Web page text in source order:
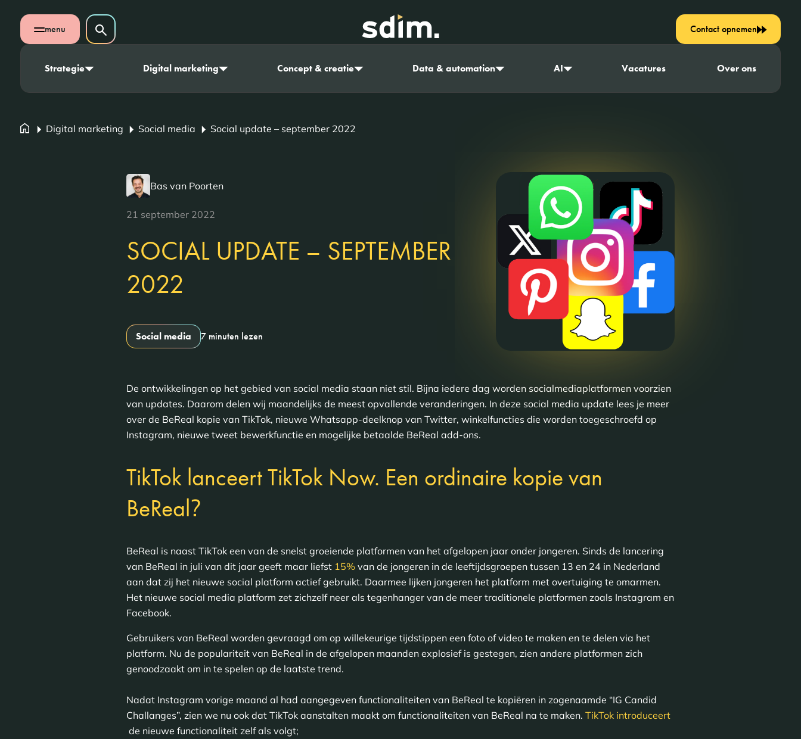
Navigatie overslaan
Open mobiel menu
menu Zoeken op website
Zoeken
Strategie Digital marketing Concept & creatie Data & automation AI Vacatures Over ons
Contact opnemen
Digital marketing Social media Social update – september 2022
Bas van Poorten
21 september 2022
SOCIAL UPDATE – SEPTEMBER
2022
Social media 7 minuten lezen
De ontwikkelingen op het gebied van social media staan niet stil. Bijna iedere dag worden socialmediaplatformen voorzien
van updates. Daarom delen wij maandelijks de meest opvallende veranderingen. In deze social media update lees je meer
over de BeReal kopie van TikTok, nieuwe Whatsapp-deelknop van Twitter, winkelfuncties die worden toegeschroefd op
Instagram, nieuwe tweet bewerkfunctie en mogelijke betaalde BeReal add-ons.
TikTok lanceert TikTok Now. Een ordinaire kopie van
BeReal?
BeReal is naast TikTok een van de snelst groeiende platformen van het afgelopen jaar onder jongeren. Sinds de lancering
van BeReal in juli van dit jaar geeft maar liefst 15%van de jongeren in de leeftijdsgroepen tussen 13 en 24 in Nederland
aan dat zij het nieuwe social platform actief gebruikt. Daarmee lijken jongeren het platform met overtuiging te omarmen.
Het nieuwe social media platform zet zichzelf neer als tegenhanger van de meer traditionele platformen zoals Instagram en
Facebook.
Gebruikers van BeReal worden gevraagd om op willekeurige tijdstippen een foto of video te maken en te delen via het
platform. Nu de populariteit van BeReal in de afgelopen maanden explosief is gestegen, zien andere platformen zich
genoodzaakt om in te spelen op de laatste trend.
Nadat Instagram vorige maand al had aangegeven functionaliteiten van BeReal te kopiëren in zogenaamde “IG Candid
Challanges”, zien we nu ook dat TikTok aanstalten maakt om functionaliteiten van BeReal na te maken. TikTok introduceert
de nieuwe functionaliteit zelf als volgt;